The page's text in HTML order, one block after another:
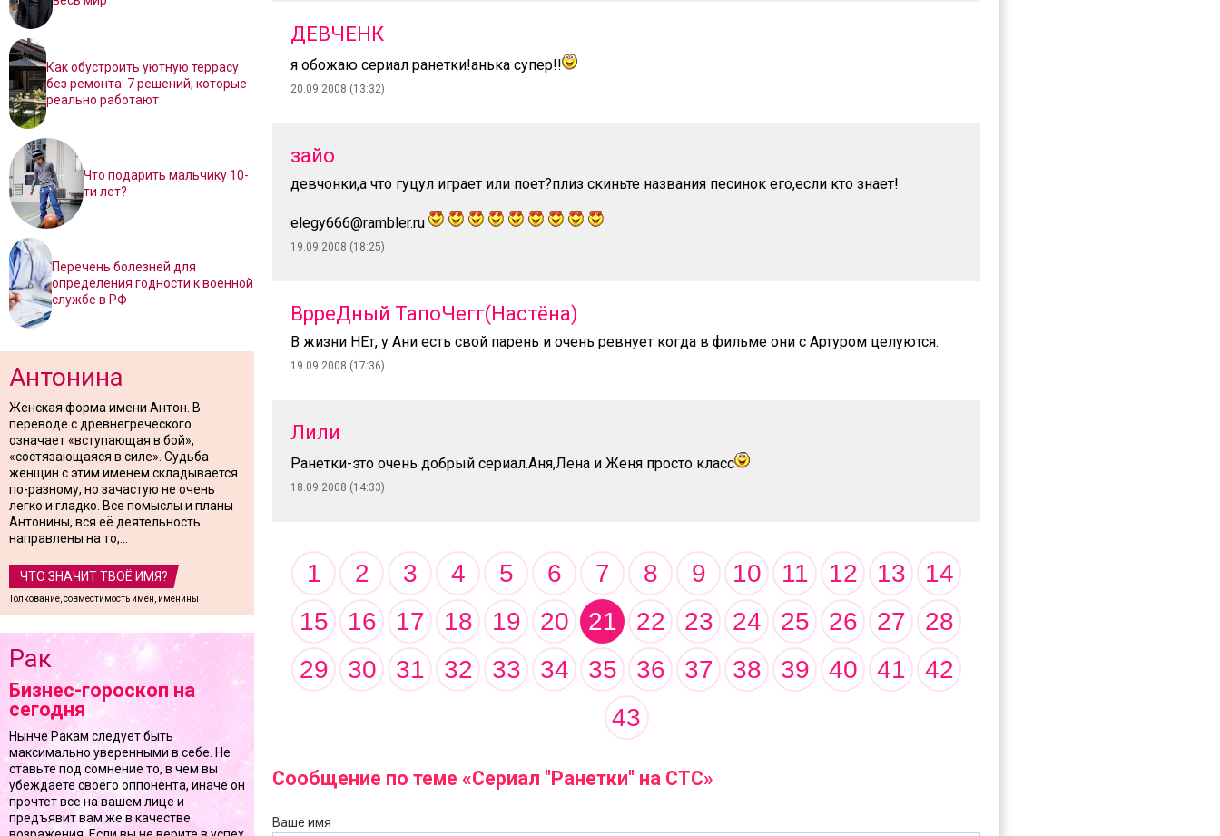
Как обустроить уютную террасу
без ремонта: 7 решений, которые
реально работают
Что подарить мальчику 10-
ти лет?
Перечень болезней для
определения годности к военной
службе в РФ
Антонина
Женская форма имени Антон. В
переводе с древнегреческого
означает «вступающая в бой»,
«состязающаяся в силе». Судьба
женщин с этим именем складывается
по-разному, но зачастую не очень
легко и гладко. Все помыслы и планы
Антонины, вся её деятельность
направлены на то,...
ЧТО ЗНАЧИТ ТВОЁ ИМЯ?
Толкование, совместимость имён, именины
Рак
Бизнес-гороскоп на
сегодня
Нынче Ракам следует быть
максимально уверенными в себе. Не
ставьте под сомнение то, в чем вы
убеждаете своего оппонента, иначе он
прочтет все на вашем лице и
предъявит вам же в качестве
ДЕВЧЕНК
я обожаю сериал ранетки!анька супер!!
20.09.2008 (13:32)
зайо
девчонки,а что гуцул играет или поет?плиз скиньте названия песинок его,если кто знает!
elegy666@rambler.ru
19.09.2008 (18:25)
ВрреДный ТапоЧегг(Настёна)
В жизни НЕт, у Ани есть свой парень и очень ревнует когда в фильме они с Артуром целуются.
19.09.2008 (17:36)
Лили
Ранетки-это очень добрый сериал.Аня,Лена и Женя просто класс
18.09.2008 (14:33)
1 2 3 4 5 6 7 8 9 10 11 12 13
14
15
16 17 18 19 20 21 22 23 24 25 26 27
28
29
30 31 32 33 34 35 36 37 38 39 40 41
42
43
Сообщение по теме «Сериал "Ранетки" на СТС»
Ваше имя